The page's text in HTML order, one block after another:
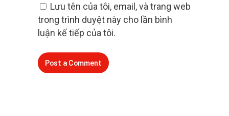
Lưu tên của tôi, email, và trang web
trong trình duyệt này cho lần bình
luận kế tiếp của tôi.